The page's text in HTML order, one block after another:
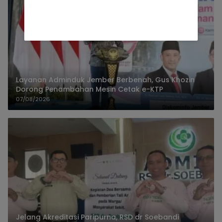
Layanan Adminduk Jember Berbenah, Gus Khozin
Dorong Penambahan Mesin Cetak e-KTP
07/08/2026
Jelang Akreditasi Paripurna, RSD dr Soebandi